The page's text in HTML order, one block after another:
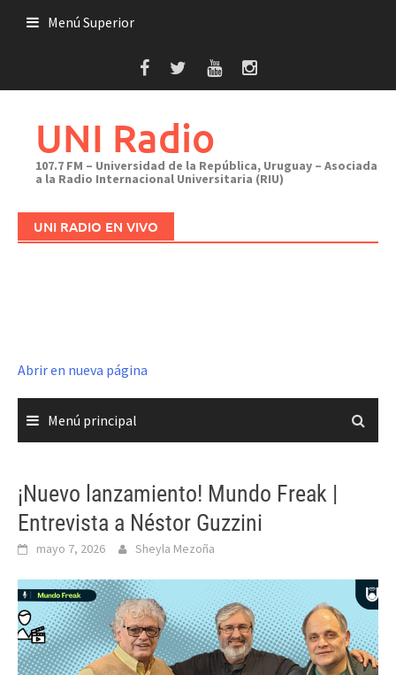
Menú Superior
UNI Radio
107.7 FM – Universidad de la República, Uruguay – Asociada
a la Radio Internacional Universitaria (RIU)
UNI RADIO EN VIVO
Abrir en nueva página
Menú principal
¡Nuevo lanzamiento! Mundo Freak |
Entrevista a Néstor Guzzini
mayo 7, 2026 Sheyla Mezoña